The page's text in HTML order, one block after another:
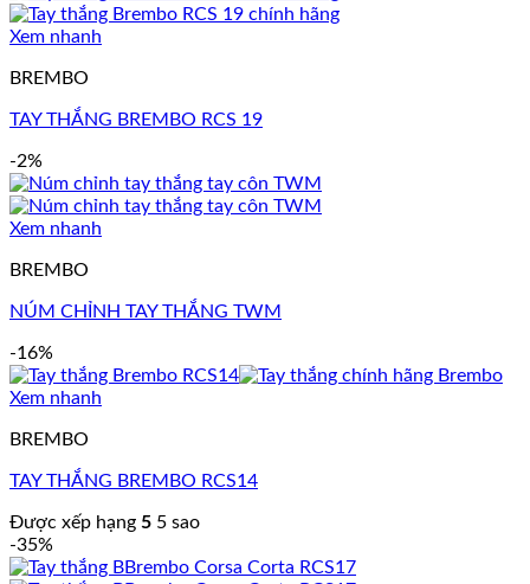
Xem nhanh
BREMBO
TAY THẮNG BREMBO RCS 19
-2%
Xem nhanh
BREMBO
NÚM CHỈNH TAY THẮNG TWM
-16%
Xem nhanh
BREMBO
TAY THẮNG BREMBO RCS14
Được xếp hạng 5 5 sao
-35%